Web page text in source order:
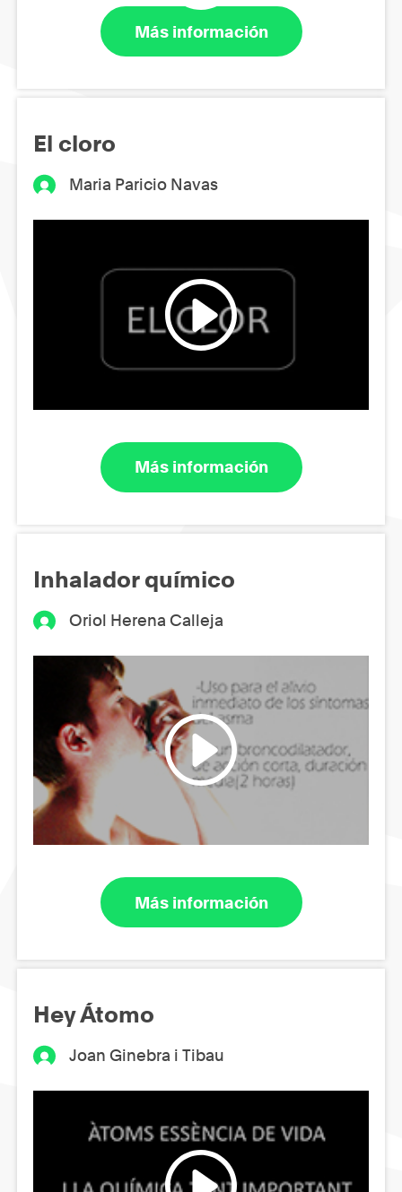
Más información
El cloro
Maria Paricio Navas
Más información
Inhalador químico
Oriol Herena Calleja
Más información
Hey Átomo
Joan Ginebra i Tibau